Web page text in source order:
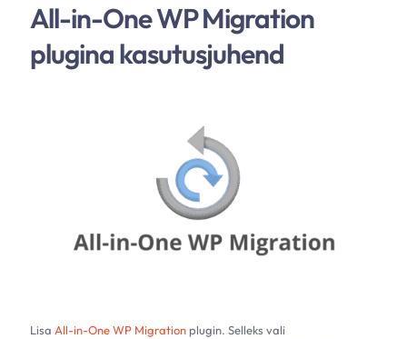
All-in-One WP Migration
plugina kasutusjuhend
Lisa All-in-One WP Migration plugin. Selleks vali